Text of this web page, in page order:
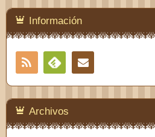
Información
RSS
Feedly
Archivos